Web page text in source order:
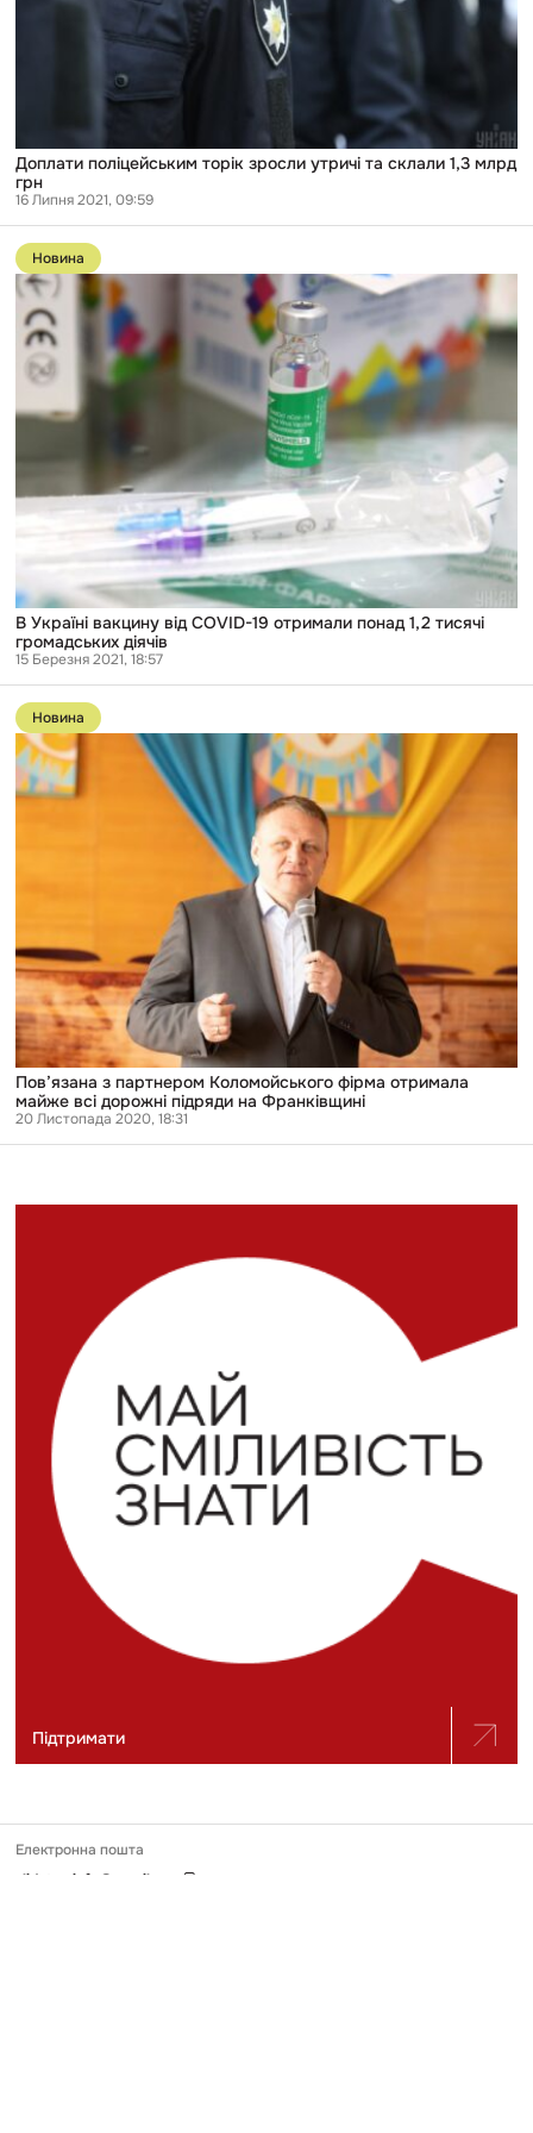
Доплати поліцейським торік зросли утричі та склали 1,3 млрд
грн
16 Липня 2021, 09:59
Перейти
до
публікації
Україні
вакцину
від
COVID-
отримали
понад
тисячі
громадських
діячів
Новина
В Україні вакцину від COVID-19 отримали понад 1,2 тисячі
громадських діячів
15 Березня 2021, 18:57
Перейти
до
публікації
Пов’язана
партнером
Коломойського
на
Франківщині
Новина
Пов’язана з партнером Коломойського фірма отримала
майже всі дорожні підряди на Франківщині
20 Листопада 2020, 18:31
Підтримати
Електронна пошта
slidstvo.info@gmail.com